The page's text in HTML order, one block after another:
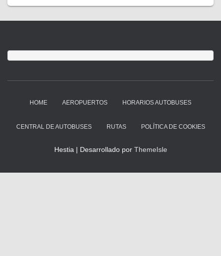
HOME AEROPUERTOS HORARIOS AUTOBUSES
CENTRAL DE AUTOBUSES RUTAS POLÍTICA DE COOKIES
Hestia | Desarrollado por ThemeIsle